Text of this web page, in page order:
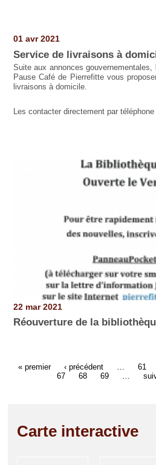
01 avr 2021
Service de livraisons à
Suite aux annonces
Pause Café de Pierrefitte vous
livraisons à domicile.
Les contacter directement par
22 mar 2021
Réouverture de la
« premier ‹ précédent 61
67
68 69
Carte interactive